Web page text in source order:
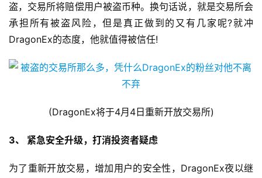
盗，交易所将赔偿用户被盗币种。换句话说，就是交易所会
承担所有被盗风险，但是真正做到的又有几家呢?就冲
DragonEx的态度，他就值得被信任!
(DragonEx将于4月4日重新开放交易所)
3、 紧急安全升级，打消投资者疑虑
为了重新开放交易，增加用户的安全性，DragonEx夜以继